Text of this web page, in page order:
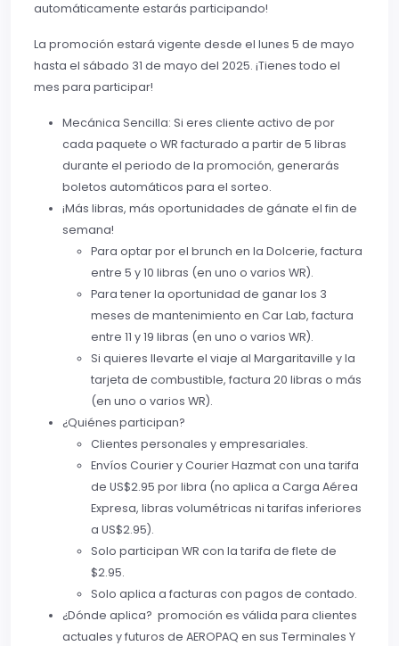
automáticamente estarás participando!
La promoción estará vigente desde el lunes 5 de mayo
hasta el sábado 31 de mayo del 2025. ¡Tienes todo el
mes para participar!
Mecánica Sencilla: Si eres cliente activo de por
cada paquete o WR facturado a partir de 5 libras
durante el periodo de la promoción, generarás
boletos automáticos para el sorteo.
¡Más libras, más oportunidades de gánate el fin de
semana!
Para optar por el brunch en la Dolcerie, factura
entre 5 y 10 libras (en uno o varios WR).
Para tener la oportunidad de ganar los 3
meses de mantenimiento en Car Lab, factura
entre 11 y 19 libras (en uno o varios WR).
Si quieres llevarte el viaje al Margaritaville y la
tarjeta de combustible, factura 20 libras o más
(en uno o varios WR).
¿Quiénes participan?
Clientes personales y empresariales.
Envíos Courier y Courier Hazmat con una tarifa
de US$2.95 por libra (no aplica a Carga Aérea
Expresa, libras volumétricas ni tarifas inferiores
a US$2.95).
Solo participan WR con la tarifa de flete de
$2.95.
Solo aplica a facturas con pagos de contado.
¿Dónde aplica? promoción es válida para clientes
actuales y futuros de AEROPAQ en sus Terminales Y